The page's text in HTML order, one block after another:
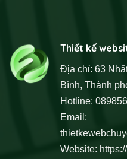
Thiết kế
Địa chỉ: 63
Bình, Thành
Hotline:
Email:
Website: